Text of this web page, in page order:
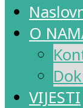
O
VIJESTI